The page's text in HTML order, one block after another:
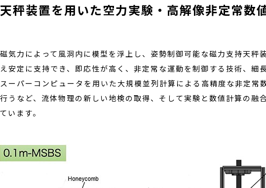
秤装置を用いた空力実験・高解像非定常数
気力によって風洞内に模型を浮上し、姿勢制御可能な磁力支持天
安定に支持でき、即応性が高く、非定常な運動を制御する技術、細
ーパーコンピュータを用いた大規模並列計算による高精度な非定常
うなど、流体物理の新しい地検の取得、そして実験と数値計算の融
います。